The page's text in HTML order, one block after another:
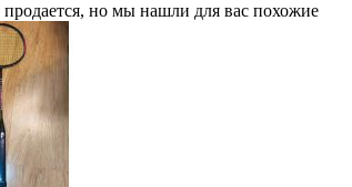
но мы нашли для вас похожие